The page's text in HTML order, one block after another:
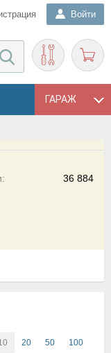
Войти
ГАРАЖ
36 884
20 50 100